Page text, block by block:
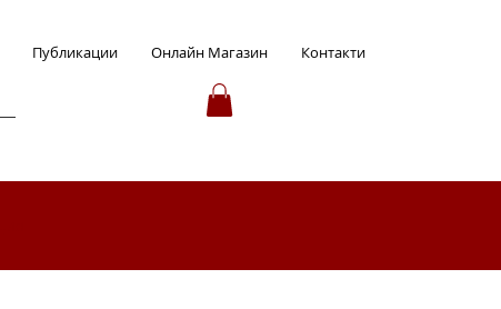
Публикации Онлайн Магазин Контакти